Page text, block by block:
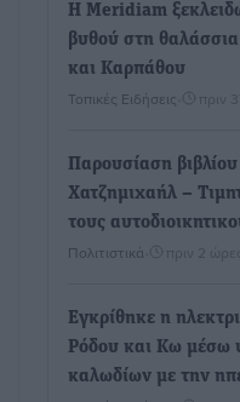
Η Meridiam
βυθού στη
και Καρπάθου
Τοπικές Ειδήσεις πριν
Παρουσίαση
Χατζημιχαήλ –
τους
Πολιτιστικά πριν 2 ώρες
Εγκρίθηκε η
Ρόδου και Κω μέσω
καλωδίων με την